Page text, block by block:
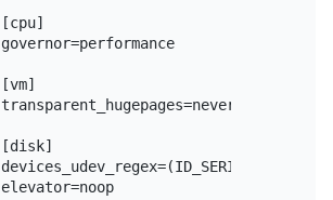
[cpu]
governor=performance
[vm]
transparent_hugepages=never
[disk]
elevator=noop